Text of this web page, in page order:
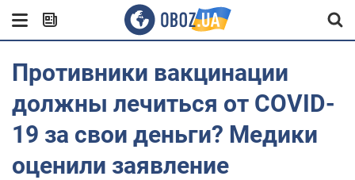
Противники вакцинации
должны лечиться от COVID-
19 за свои деньги? Медики
оценили заявление